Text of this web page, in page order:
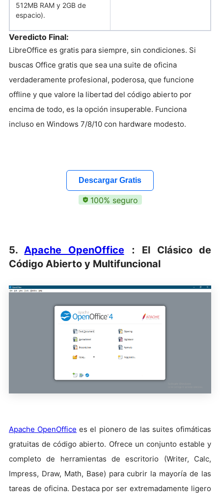
512MB RAM y 2GB de
espacio).
Veredicto Final:
LibreOffice es gratis para siempre, sin condiciones. Si
buscas Office gratis que sea una suite de oficina
verdaderamente profesional, poderosa, que funcione
offline y que valore la libertad del código abierto por
encima de todo, es la opción insuperable. Funciona
incluso en Windows 7/8/10 con hardware modesto.
Descargar Gratis
100% seguro
5. Apache OpenOffice： El Clásico de
Código Abierto y Multifuncional
Apache OpenOffice es el pionero de las suites ofimáticas
gratuitas de código abierto. Ofrece un conjunto estable y
completo de herramientas de escritorio (Writer, Calc,
Impress, Draw, Math, Base) para cubrir la mayoría de las
tareas de oficina. Destaca por ser extremadamente ligero